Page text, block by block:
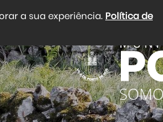
a sua experiência. Política de